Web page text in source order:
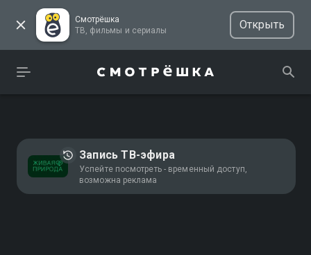
Смотрёшка
ТВ, фильмы и сериалы
Открыть
Запись ТВ-эфира
Успейте посмотреть - временный доступ,
возможна реклама